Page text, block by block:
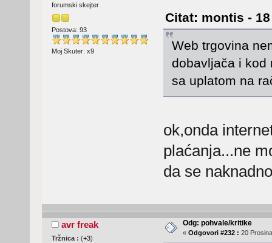
forumski skejter
Postova: 93
Moj Skuter: x9
Citat: montis -
Web trgovina
dobavljača i kod
sa uplatom na
ok,onda
plaćanja...ne
da se
avr freak
Tržnica : (+3)
Odg: pohvale/kritike
« Odgovori #232 : 20